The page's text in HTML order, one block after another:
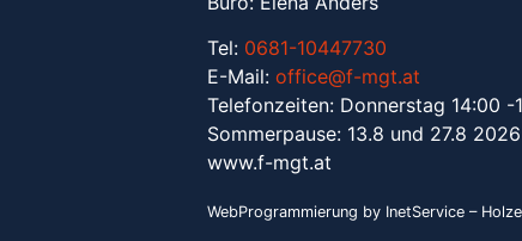
Tel: 0681-10447730
E-Mail: office@f-mgt.at
Telefonzeiten: Donnerstag 14:00 -
Sommerpause: 13.8 und 27.8 2026
www.f-mgt.at
WebProgrammierung by InetService –